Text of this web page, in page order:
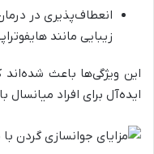
انعطاف‌پذیری در
زیبایی مانند
این ویژگی‌ها باعث
ایده‌آل برای افراد میانسال